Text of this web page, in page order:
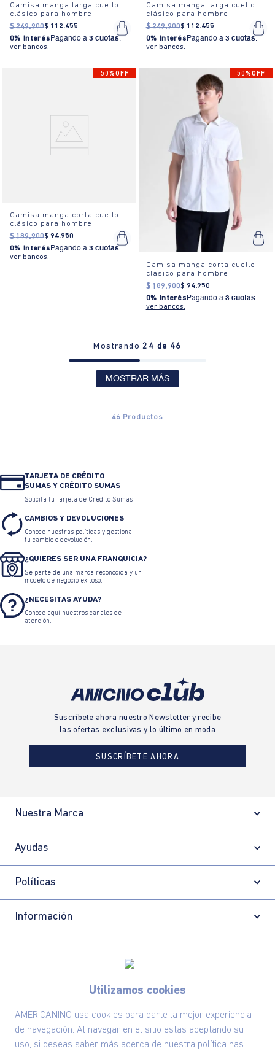
Utilizamos cookies
AMERICANINO usa cookies para darte la mejor experiencia
de navegación. Al navegar en el sitio estas aceptando su
uso, si deseas saber más acerca de nuestra política has
Camisa manga larga cuello
clásico para hombre
$ 249.900$ 112.455
0% Interés Pagando a 3 cuotas.
ver bancos.
Camisa manga larga cuello
clásico para hombre
$ 249.900$ 112.455
0% Interés Pagando a 3 cuotas.
ver bancos.
50%OFF
Camisa manga corta cuello
clásico para hombre
$ 189.900$ 94.950
0% Interés Pagando a 3 cuotas.
ver bancos.
50%OFF
Camisa manga corta cuello
clásico para hombre
$ 189.900$ 94.950
0% Interés Pagando a 3 cuotas.
ver bancos.
Mostrando24 de 46
MOSTRAR MÁS
46 Productos
TARJETA DE CRÉDITO
SUMAS Y CRÉDITO SUMAS
Solicita tu Tarjeta de Crédito Sumas
CAMBIOS Y DEVOLUCIONES
Conoce nuestras políticas y gestiona
tu cambio o devolución.
¿QUIERES SER UNA FRANQUICIA?
Sé parte de una marca reconocida y un
modelo de negocio exitoso.
¿NECESITAS AYUDA?
Conoce aquí nuestros canales de
atención.
Suscríbete ahora nuestro Newsletter y recibe
las ofertas exclusivas y lo último en moda
SUSCRÍBETE AHORA
Nuestra Marca
Ayudas
Políticas
Información